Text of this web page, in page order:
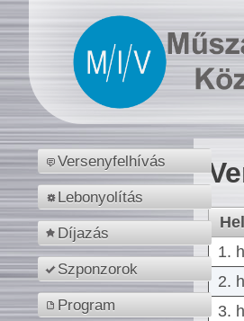
Versenyfelhívás
Lebonyolítás
Díjazás
Szponzorok
Program
1.
2.
3.